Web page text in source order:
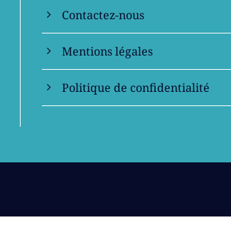
Contactez-nous
Mentions légales
Politique de confidentialité